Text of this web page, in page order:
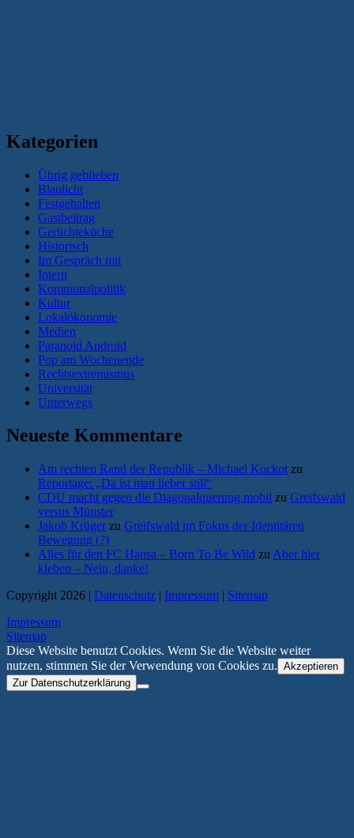
Kategorien
Übrig geblieben
Blaulicht
Festgehalten
Gastbeitrag
Gerüchteküche
Historisch
Im Gespräch mit
Intern
Kommunalpolitik
Kultur
Lokalökonomie
Medien
Paranoid Android
Pop am Wochenende
Rechtsextremismus
Universität
Unterwegs
Neueste Kommentare
Am rechten Rand der Republik – Michael Kockot zu
Reportage: „Da ist man lieber still“
CDU macht gegen die Diagonalquerung mobil zu Greifswald
versus Münster
Jakob Krüger zu Greifswald im Fokus der Identitären
Bewegung (?)
Alles für den FC Hansa – Born To Be Wild zu Aber hier
kleben – Nein, danke!
Copyright 2026 | Datenschutz | Impressum | Sitemap
Impressum
Sitemap
Diese Website benutzt Cookies. Wenn Sie die Website weiter
nutzen, stimmen Sie der Verwendung von Cookies zu. Akzeptieren
Zur Datenschutzerklärung